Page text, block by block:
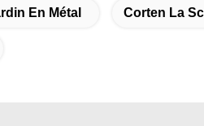
En Métal Corten La